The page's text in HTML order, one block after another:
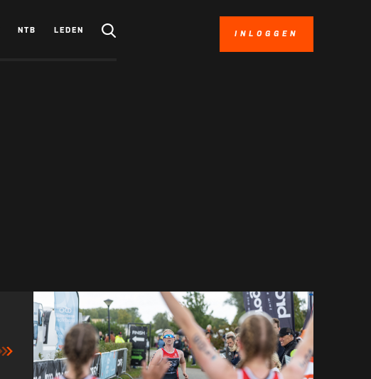
NTB LEDEN INLOGGEN